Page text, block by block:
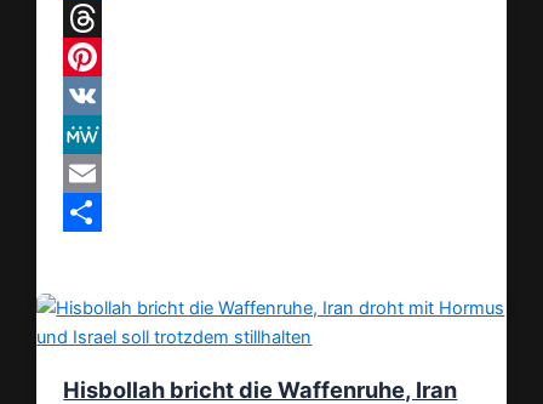
Telegram
Threads
Pinterest
VK
MeWe
Email
Hisbollah bricht die Waffenruhe, Iran